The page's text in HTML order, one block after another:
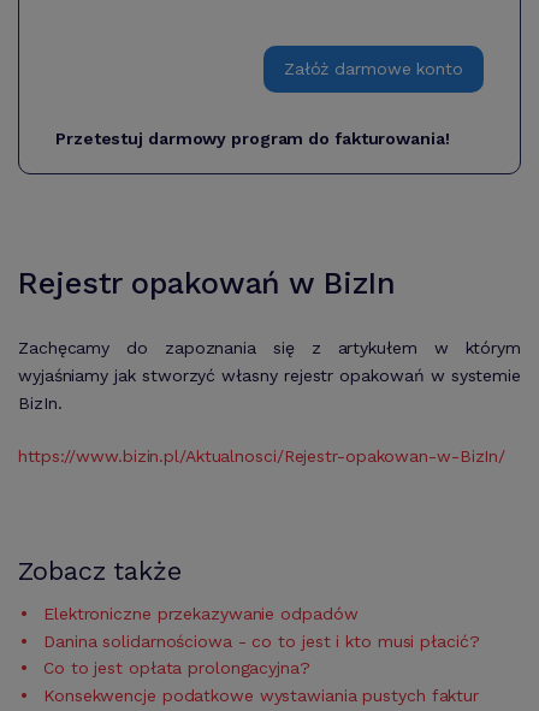
Załóż darmowe konto
Przetestuj darmowy program do fakturowania!
Rejestr opakowań w BizIn
Zachęcamy do zapoznania się z artykułem w którym
wyjaśniamy jak stworzyć własny rejestr opakowań w systemie
BizIn.
https://www.bizin.pl/Aktualnosci/Rejestr-opakowan-w-BizIn/
Zobacz także
Elektroniczne przekazywanie odpadów
Danina solidarnościowa - co to jest i kto musi płacić?
Co to jest opłata prolongacyjna?
Konsekwencje podatkowe wystawiania pustych faktur